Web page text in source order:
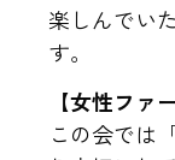
楽しんでい
す。
【女性ファ
この会では